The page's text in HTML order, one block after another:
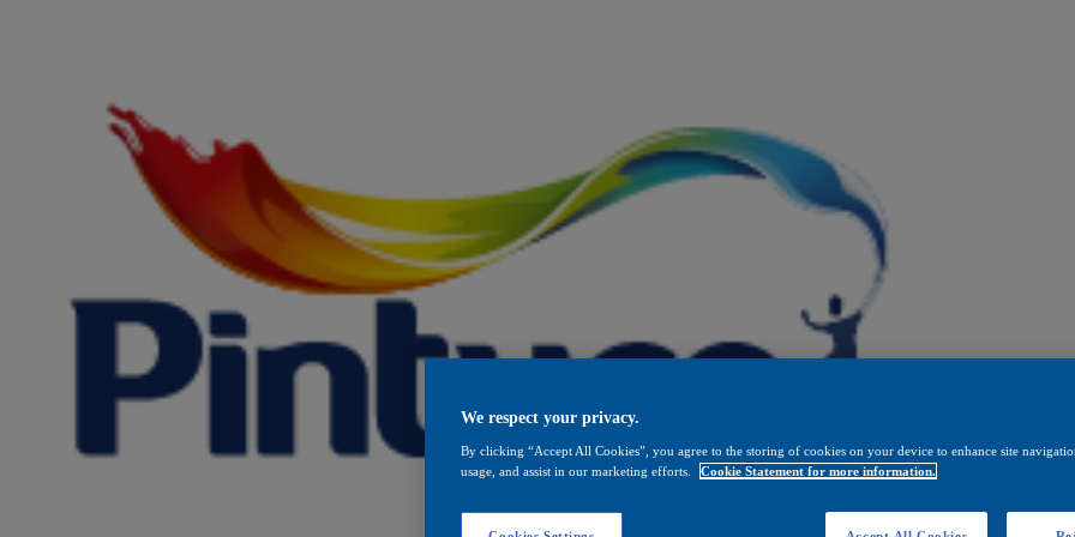
We respect your privacy.
By clicking “Accept All Cookies”, you agree to the storing of cookies on your device to enhance site
usage, and assist in our marketing efforts.
Cookie Statement for more information.